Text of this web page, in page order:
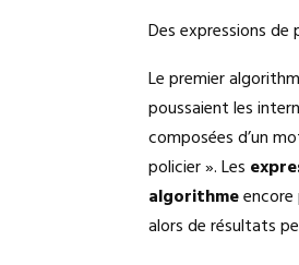
Des expressions de
Le premier
poussaient les
composées d’un
policier ». Les
algorithme
alors de résultats